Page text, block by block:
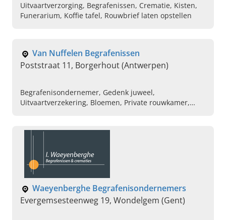
Uitvaartverzorging, Begrafenissen, Crematie, Kisten,
Funerarium, Koffie tafel, Rouwbrief laten opstellen
Van Nuffelen Begrafenissen
Poststraat 11, Borgerhout (Antwerpen)
Begrafenisondernemer, Gedenk juweel,
Uitvaartverzekering, Bloemen, Private rouwkamer,
Waeyenberghe Begrafenisondernemers
Evergemsesteenweg 19, Wondelgem (Gent)